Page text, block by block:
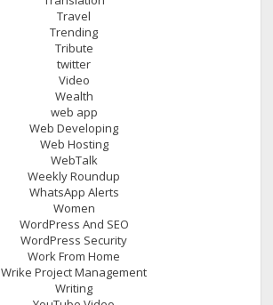
Travel
Trending
Tribute
twitter
Video
Wealth
web app
Web Developing
Web Hosting
WebTalk
Weekly Roundup
WhatsApp Alerts
Women
WordPress And SEO
WordPress Security
Work From Home
Wrike Project Management
Writing